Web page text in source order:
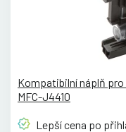
Kompatibilní náplň pro
MFC-J4410
Lepší cena po